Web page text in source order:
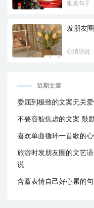
唯美句子
发朋友
心情说说
近期文章
委屈到极致的文案无关
不要容貌焦虑的文案 鼓
喜欢单曲循环一首歌的
旅游时发朋友圈的文艺
说
含蓄表情自己好心累的